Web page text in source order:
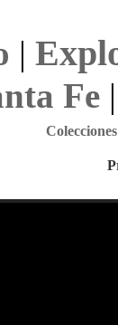
|
Fe|
Colecciones